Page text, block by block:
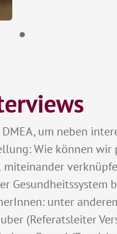
um neben
Wie können
Gesundheitssystem
unter
(Referatsleiter